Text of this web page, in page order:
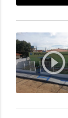
play_circle_outline